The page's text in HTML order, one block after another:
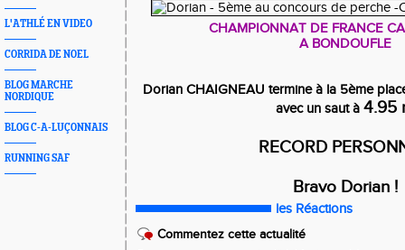
L'ATHLÉ EN VIDEO
CORRIDA DE NOEL
BLOG MARCHE
NORDIQUE
BLOG C-A-LUÇONNAIS
RUNNING SAF
CHAMPIONNAT DE FRANCE
A BONDOUFLE
Dorian CHAIGNEAU termine à la 5ème
avec un saut à4.95
RECORD
Bravo Dorian !
les Réactions
Commentez cette actualité